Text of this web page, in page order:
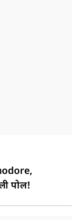
पोल!